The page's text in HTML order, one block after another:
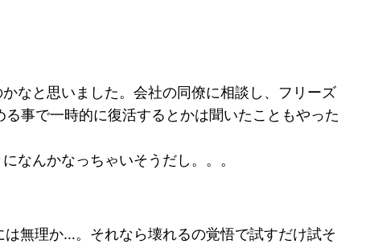
なと思いました。会社の同僚に相談し、フリーズ
事で一時的に復活するとかは聞いたこともやった
なんかなっちゃいそうだし。。。
無理か…。それなら壊れるの覚悟で試すだけ試そ